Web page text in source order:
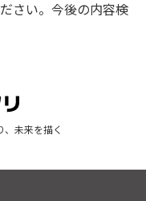
さい。今後の内容検
、未来を描く